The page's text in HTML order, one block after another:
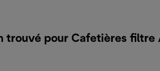
trouvé pour Cafetières